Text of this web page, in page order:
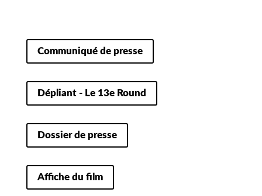
Communiqué de presse
Dépliant - Le 13e Round
Dossier de presse
Affiche du film